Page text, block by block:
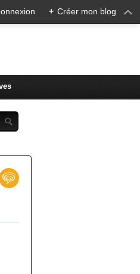
+ Créer mon blog